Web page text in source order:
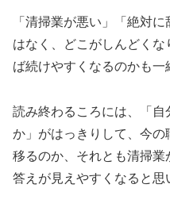
「清掃業が悪い」「絶対
はなく、どこがしんどく
ば続けやすくなるのかも一
読み終わるころには、「
か」がはっきりして、今
移るのか、それとも清掃
答えが見えやすくなると思